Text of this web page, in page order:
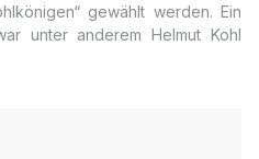
gewählt werden. Ein
unter anderem Helmut Kohl